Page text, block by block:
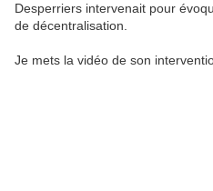
Desperriers intervenait pour
de décentralisation.
Je mets la vidéo de son